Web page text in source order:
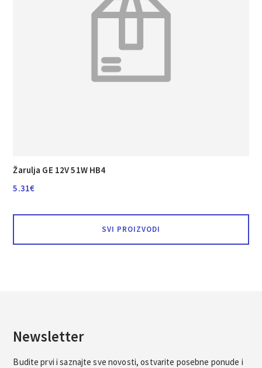
Žarulja GE 12V 51W HB4
5.31€
SVI PROIZVODI
Newsletter
Budite prvi i saznajte sve novosti, ostvarite posebne ponude i